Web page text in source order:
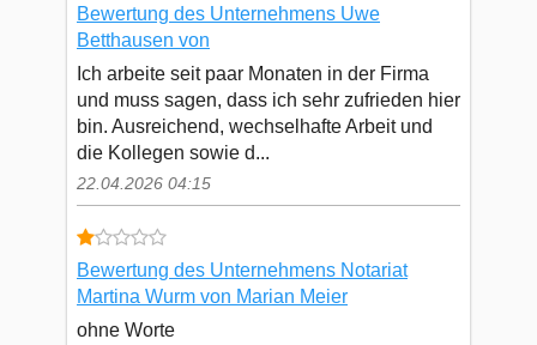
Bewertung des Unternehmens Uwe
Betthausen von
Ich arbeite seit paar Monaten in der Firma
und muss sagen, dass ich sehr zufrieden hier
bin. Ausreichend, wechselhafte Arbeit und
die Kollegen sowie d...
22.04.2026 04:15
Bewertung des Unternehmens Notariat
Martina Wurm von Marian Meier
ohne Worte